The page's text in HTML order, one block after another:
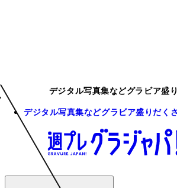
デジタル写真集などグラビア盛
デジタル写真集などグラビア盛りだく